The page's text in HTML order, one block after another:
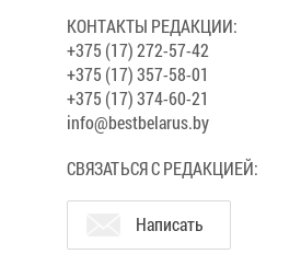
КОНТАКТЫ РЕДАКЦИИ:
+375 (17) 272-57-42
+375 (17) 357-58-01
+375 (17) 374-60-21
info@bestbelarus.by
СВЯЗАТЬСЯ С РЕДАКЦИЕЙ:
Написать